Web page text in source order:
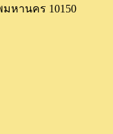
หานคร 10150